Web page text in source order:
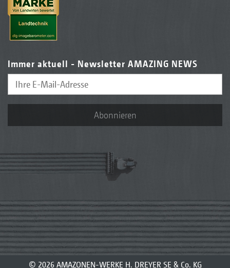
Immer aktuell - Newsletter AMAZING NEWS
Abonnieren
© 2026 AMAZONEN-WERKE H. DREYER SE & Co. KG